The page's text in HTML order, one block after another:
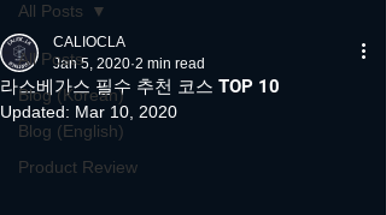
All Posts
Blog (Korean)
Blog (English)
Product Review
All Posts
라스베가스 필수 추천 코스 TOP 10
CALIOCLA
Jan 5, 2020 2 min read
Updated: Mar 10, 2020